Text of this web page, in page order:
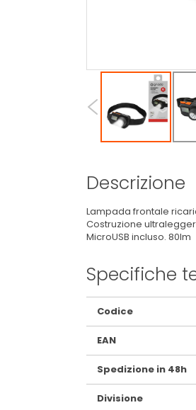
Descrizione
Lampada frontale
Costruzione
MicroUSB incluso. 80lm
Specifiche
Maggiori
Informazioni
Codice
EAN
Spedizione in 48h
Divisione